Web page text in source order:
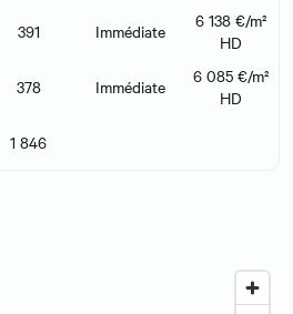
391 Immédiate
6 138 €/m²
HD
378 Immédiate
6 085 €/m²
HD
1 846